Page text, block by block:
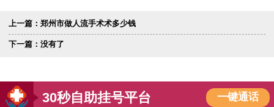
上一篇： 郑州市做人流手术术多少钱
下一篇：没有了
30秒自助挂号平台 一键通话